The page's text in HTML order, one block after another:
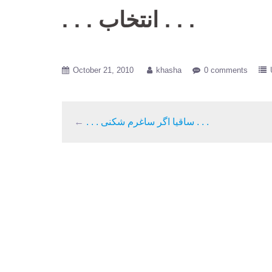
. . . انتخاب . . .
October 21, 2010 khasha 0 comments
← . . . ساقیا اگر ساغرم شکنی . . .